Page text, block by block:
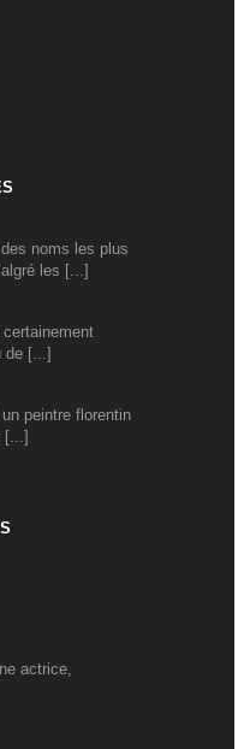
noms les plus
les [...]
de [...]
peintre florentin
[...]
actrice,